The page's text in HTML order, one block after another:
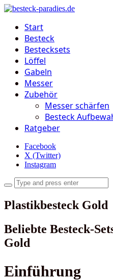
Start
Besteck
Bestecksets
Löffel
Gabeln
Messer
Zubehör
Messer schärfen
Besteck
Ratgeber
Facebook
X (Twitter)
Instagram
Plastikbesteck Gold
Beliebte Besteck-
Gold
Einführung